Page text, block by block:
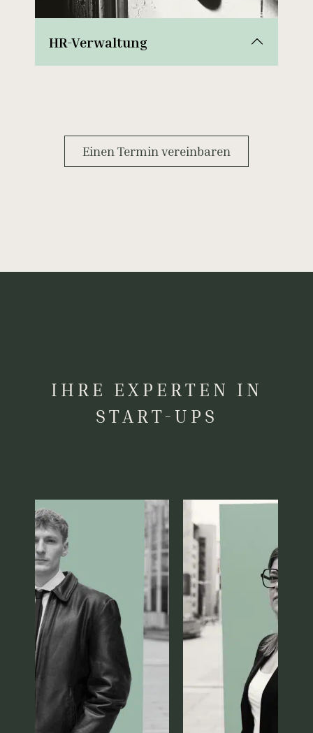
HR-Verwaltung
Einen Termin vereinbaren
IHRE EXPERTEN IN
START-UPS